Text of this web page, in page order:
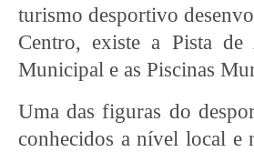
turismo desportivo
Centro, existe a Pista
Municipal e as Piscinas
Uma das figuras do
conhecidos a nível local e